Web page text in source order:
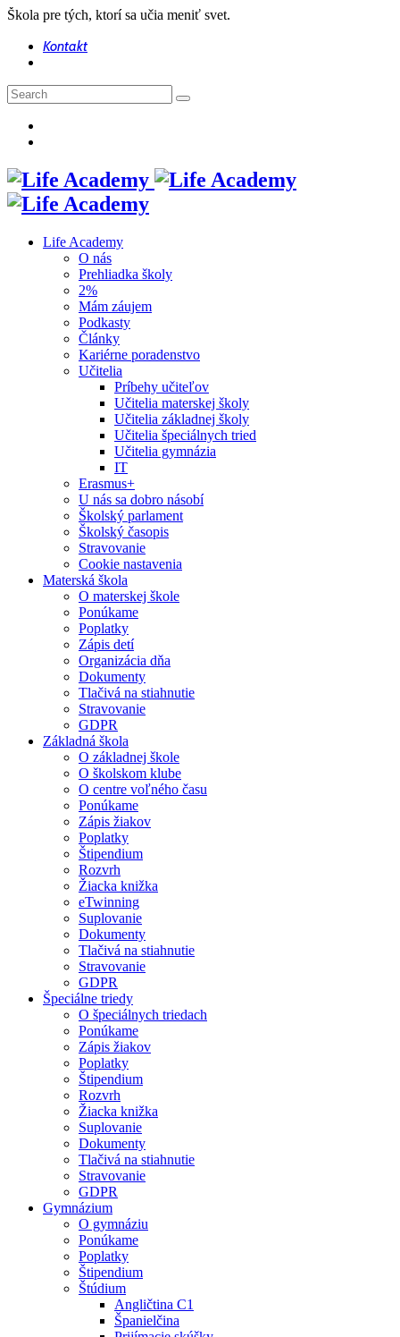
Škola pre tých, ktorí sa učia meniť svet.
Kontakt
Life Academy
O nás
Prehliadka školy
2%
Mám záujem
Podkasty
Články
Kariérne poradenstvo
Učitelia
Príbehy učiteľov
Učitelia materskej školy
Učitelia základnej školy
Učitelia špeciálnych tried
Učitelia gymnázia
IT
Erasmus+
U nás sa dobro násobí
Školský parlament
Školský časopis
Stravovanie
Cookie nastavenia
Materská škola
O materskej škole
Ponúkame
Poplatky
Zápis detí
Organizácia dňa
Dokumenty
Tlačivá na stiahnutie
Stravovanie
GDPR
Základná škola
O základnej škole
O školskom klube
O centre voľného času
Ponúkame
Zápis žiakov
Poplatky
Štipendium
Rozvrh
Žiacka knižka
eTwinning
Suplovanie
Dokumenty
Tlačivá na stiahnutie
Stravovanie
GDPR
Špeciálne triedy
O špeciálnych triedach
Ponúkame
Zápis žiakov
Poplatky
Štipendium
Rozvrh
Žiacka knižka
Suplovanie
Dokumenty
Tlačivá na stiahnutie
Stravovanie
GDPR
Gymnázium
O gymnáziu
Ponúkame
Poplatky
Štipendium
Štúdium
Angličtina C1
Španielčina